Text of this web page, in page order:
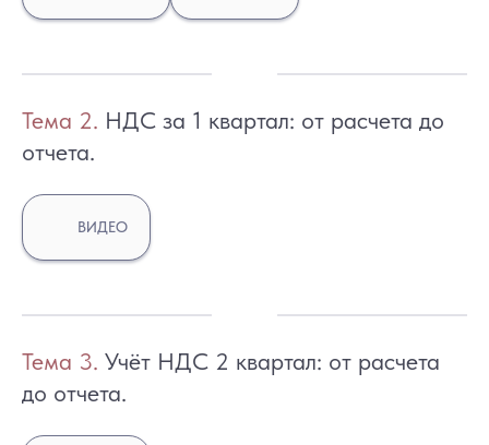
Тема 2. НДС за 1 квартал: от расчета до
отчета.
ВИДЕО
Тема 3. Учёт НДС 2 квартал: от расчета
до отчета.